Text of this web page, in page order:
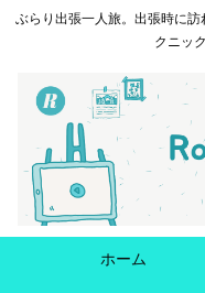
ぶらり出張一人旅。出張時に
クニッ
ホーム